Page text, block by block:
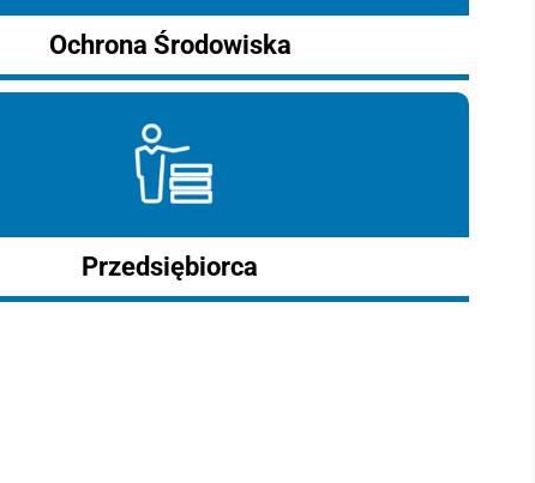
Ochrona Środowiska
Przedsiębiorca